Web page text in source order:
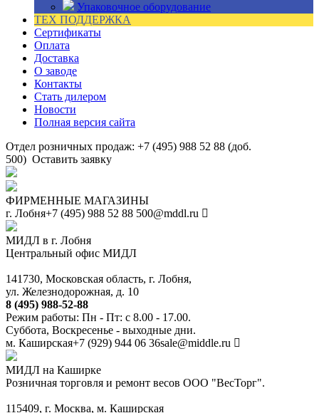
Упаковочное оборудование
ТЕХ ПОДДЕРЖКА
Сертификаты
Оплата
Доставка
О заводе
Контакты
Стать дилером
Новости
Полная версия сайта
Отдел розничных продаж: +7 (495) 988 52 88 (доб.
500) Оставить заявку
ФИРМЕННЫЕ МАГАЗИНЫ
г. Лобня+7 (495) 988 52 88 500@mddl.ru
МИДЛ в г. Лобня
Центральный офис МИДЛ
141730, Московская область, г. Лобня,
ул. Железнодорожная, д. 10
8 (495) 988-52-88
Режим работы: Пн - Пт: с 8.00 - 17.00.
Суббота, Воскресенье - выходные дни.
м. Каширская+7 (929) 944 06 36sale@middle.ru
МИДЛ на Каширке
Розничная торговля и ремонт весов ООО "ВесТорг".
115409, г. Москва, м. Каширская